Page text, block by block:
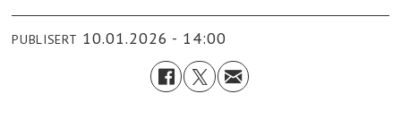
PUBLISERT 10.01.2026 - 14:00